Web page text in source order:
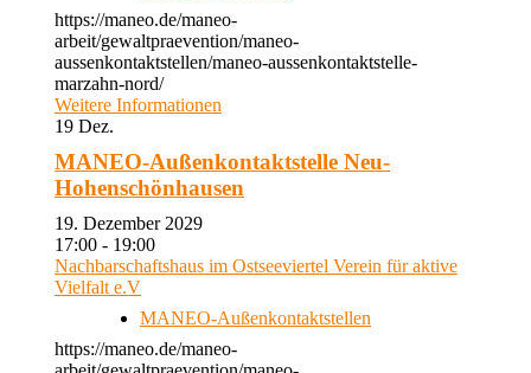
https://maneo.de/maneo-
arbeit/gewaltpraevention/maneo-
aussenkontaktstellen/maneo-aussenkontaktstelle-
marzahn-nord/
Weitere Informationen
19 Dez.
MANEO-Außenkontaktstelle Neu-
Hohenschönhausen
19. Dezember 2029
17:00 - 19:00
Nachbarschaftshaus im Ostseeviertel Verein für aktive
Vielfalt e.V
MANEO-Außenkontaktstellen
https://maneo.de/maneo-